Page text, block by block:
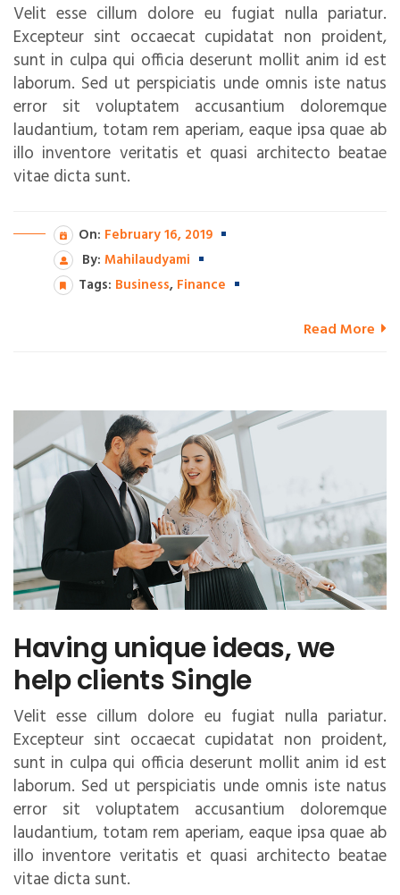
Velit esse cillum dolore eu fugiat nulla pariatur.
Excepteur sint occaecat cupidatat non proident,
sunt in culpa qui officia deserunt mollit anim id est
laborum. Sed ut perspiciatis unde omnis iste natus
error sit voluptatem accusantium doloremque
laudantium, totam rem aperiam, eaque ipsa quae ab
illo inventore veritatis et quasi architecto beatae
vitae dicta sunt.
On: February 16, 2019
By: Mahilaudyami
Tags: Business, Finance
Read More
Having unique ideas, we
help clients Single
Velit esse cillum dolore eu fugiat nulla pariatur.
Excepteur sint occaecat cupidatat non proident,
sunt in culpa qui officia deserunt mollit anim id est
laborum. Sed ut perspiciatis unde omnis iste natus
error sit voluptatem accusantium doloremque
laudantium, totam rem aperiam, eaque ipsa quae ab
illo inventore veritatis et quasi architecto beatae
vitae dicta sunt.